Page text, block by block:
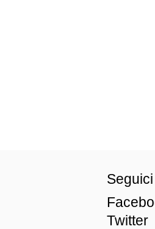
Seguici
Twitter